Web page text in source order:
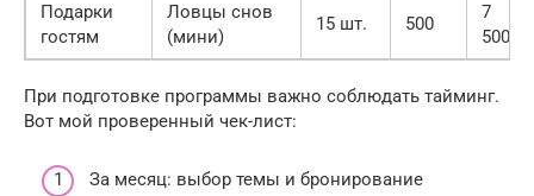
Подарки
гостям
Ловцы снов
(мини)
15 шт. 500
7
500
При подготовке программы важно соблюдать тайминг.
Вот мой проверенный чек-лист:
За месяц: выбор темы и бронирование